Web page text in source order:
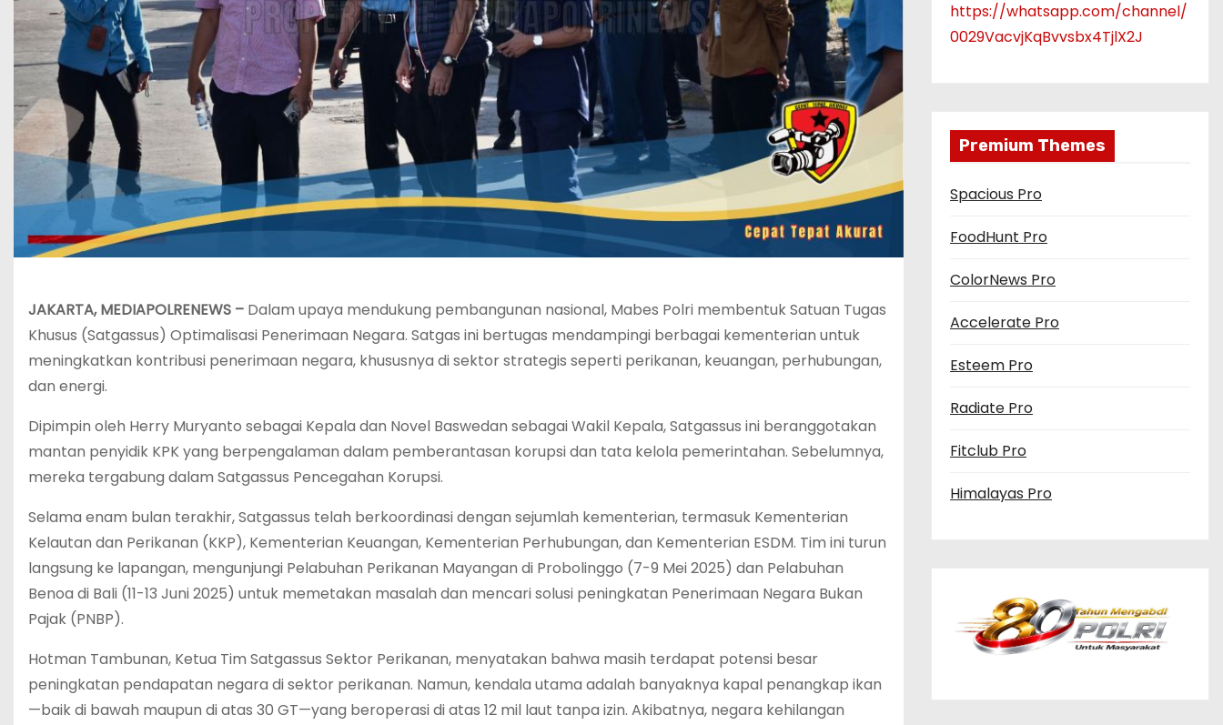
JAKARTA, MEDIAPOLRENEWS – Dalam upaya mendukung pembangunan nasional, Mabes Polri membentuk Satuan Tugas
Khusus (Satgassus) Optimalisasi Penerimaan Negara. Satgas ini bertugas mendampingi berbagai kementerian untuk
meningkatkan kontribusi penerimaan negara, khususnya di sektor strategis seperti perikanan, keuangan, perhubungan,
dan energi.
‎Dipimpin oleh Herry Muryanto sebagai Kepala dan Novel Baswedan sebagai Wakil Kepala, Satgassus ini beranggotakan
mantan penyidik KPK yang berpengalaman dalam pemberantasan korupsi dan tata kelola pemerintahan. Sebelumnya,
mereka tergabung dalam Satgassus Pencegahan Korupsi.
‎Selama enam bulan terakhir, Satgassus telah berkoordinasi dengan sejumlah kementerian, termasuk Kementerian
Kelautan dan Perikanan (KKP), Kementerian Keuangan, Kementerian Perhubungan, dan Kementerian ESDM. Tim ini turun
langsung ke lapangan, mengunjungi Pelabuhan Perikanan Mayangan di Probolinggo (7-9 Mei 2025) dan Pelabuhan
Benoa di Bali (11-13 Juni 2025) untuk memetakan masalah dan mencari solusi peningkatan Penerimaan Negara Bukan
Pajak (PNBP).
‎Hotman Tambunan, Ketua Tim Satgassus Sektor Perikanan, menyatakan bahwa masih terdapat potensi besar
peningkatan pendapatan negara di sektor perikanan. Namun, kendala utama adalah banyaknya kapal penangkap ikan
—baik di bawah maupun di atas 30 GT—yang beroperasi di atas 12 mil laut tanpa izin. Akibatnya, negara kehilangan
https://whatsapp.com/channel/
0029VacvjKqBvvsbx4TjlX2J
Premium Themes
Spacious Pro
FoodHunt Pro
ColorNews Pro
Accelerate Pro
Esteem Pro
Radiate Pro
Fitclub Pro
Himalayas Pro